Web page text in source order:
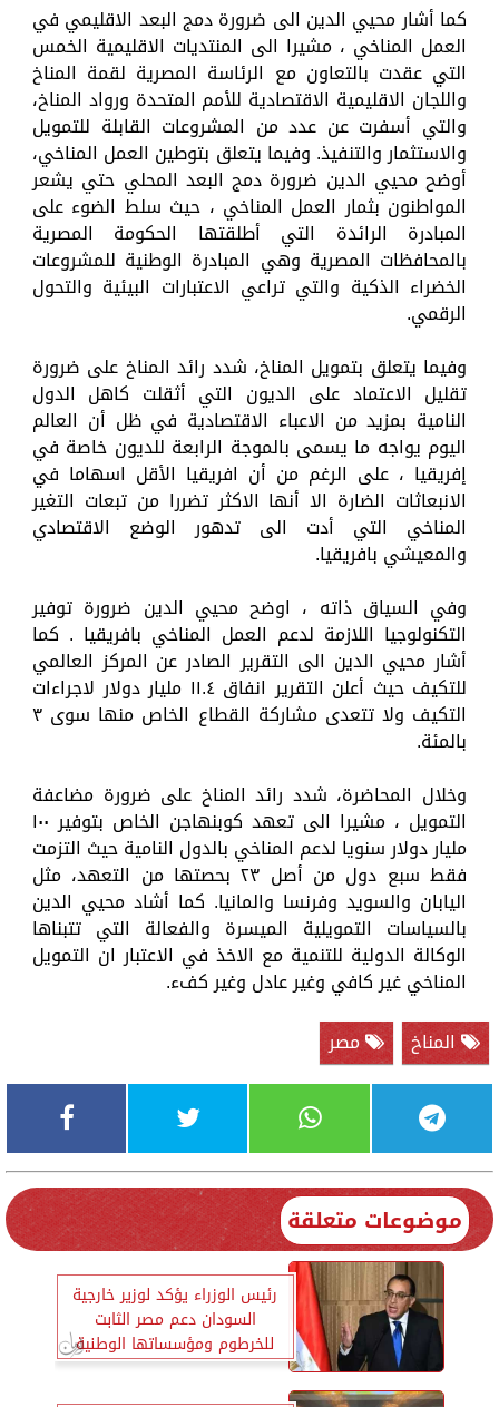
كما أشار محيي الدين الى ضرورة دمج البعد الاقليمي في
العمل المناخي ، مشيرا الى المنتديات الاقليمية الخمس
التي عقدت بالتعاون مع الرئاسة المصرية لقمة المناخ
واللجان الاقليمية الاقتصادية للأمم المتحدة ورواد المناخ،
والتي أسفرت عن عدد من المشروعات القابلة للتمويل
والاستثمار والتنفيذ. وفيما يتعلق بتوطين العمل المناخي،
أوضح محيي الدين ضرورة دمج البعد المحلي حتي يشعر
المواطنون بثمار العمل المناخي ، حيث سلط الضوء على
المبادرة الرائدة التي أطلقتها الحكومة المصرية
بالمحافظات المصرية وهي المبادرة الوطنية للمشروعات
الخضراء الذكية والتي تراعي الاعتبارات البيئية والتحول
الرقمي.
وفيما يتعلق بتمويل المناخ، شدد رائد المناخ على ضرورة
تقليل الاعتماد على الديون التي أثقلت كاهل الدول
النامية بمزيد من الاعباء الاقتصادية في ظل أن العالم
اليوم يواجه ما يسمى بالموجة الرابعة للديون خاصة في
إفريقيا ، على الرغم من أن افريقيا الأقل اسهاما في
الانبعاثات الضارة الا أنها الاكثر تضررا من تبعات التغير
المناخي التي أدت الى تدهور الوضع الاقتصادي
والمعيشي بافريقيا.
وفي السياق ذاته ، اوضح محيي الدين ضرورة توفير
التكنولوجيا اللازمة لدعم العمل المناخي بافريقيا . كما
أشار محيي الدين الى التقرير الصادر عن المركز العالمي
للتكيف حيث أعلن التقرير انفاق ١١.٤ مليار دولار لاجراءات
التكيف ولا تتعدى مشاركة القطاع الخاص منها سوى ٣
بالمئة.
وخلال المحاضرة، شدد رائد المناخ على ضرورة مضاعفة
التمويل ، مشيرا الى تعهد كوبنهاجن الخاص بتوفير ١٠٠
مليار دولار سنويا لدعم المناخي بالدول النامية حيث التزمت
فقط سبع دول من أصل ٢٣ بحصتها من التعهد، مثل
اليابان والسويد وفرنسا والمانيا. كما أشاد محيي الدين
بالسياسات التمويلية الميسرة والفعالة التي تتبناها
الوكالة الدولية للتنمية مع الاخذ في الاعتبار ان التمويل
المناخي غير كافي وغير عادل وغير كفء.
المناخ
مصر
موضوعات متعلقة
رئيس الوزراء يؤكد لوزير خارجية
السودان دعم مصر الثابت
للخرطوم ومؤسساتها الوطنية